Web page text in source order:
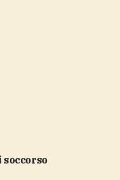
soccorso